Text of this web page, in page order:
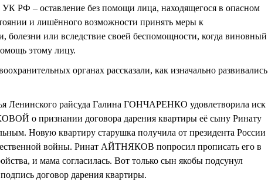
РФ – оставление без помощи лица, находящегося в опасном
и лишённого возможности принять меры к
болезни или вследствие своей беспомощности, когда виновный
этому лицу.
органах рассказали, как изначально развивались
Ленинского райсуда Галина ГОНЧАРЕНКО удовлетворила иск
о признании договора дарения квартиры её сыну Ринату
Новую квартиру старушка получила от президента России
войны. Ринат АЙТНЯКОВ попросил прописать его в
и мама согласилась. Вот только сын якобы подсунул
договор дарения квартиры.